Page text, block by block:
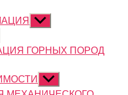
Показывать
подменю
ГОРНЫХ ПОРОД
Показывать
подменю